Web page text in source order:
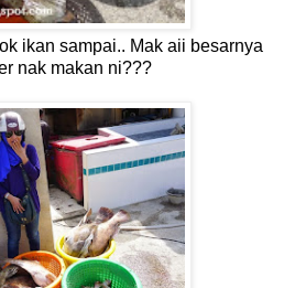
ikan sampai.. Mak aii besarnya
nak makan ni???